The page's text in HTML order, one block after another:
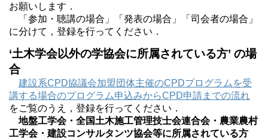
お願いします．
「参加・聴講の場合」「発表の場合」「司会者の場合」
に分けて，登録を行ってください．
‘土木学会以外の学協会に所属されている方’ の場
合
建設系CPD協議会加盟団体主催のCPDプログラムを受
講する場合のプログラム申込みからCPD申請までの流れ
をご覧のうえ，登録を行ってください．
地盤工学会・全国土木施工管理技士会連合会・農業農村
工学会・建設コンサルタンツ協会等に所属されている方